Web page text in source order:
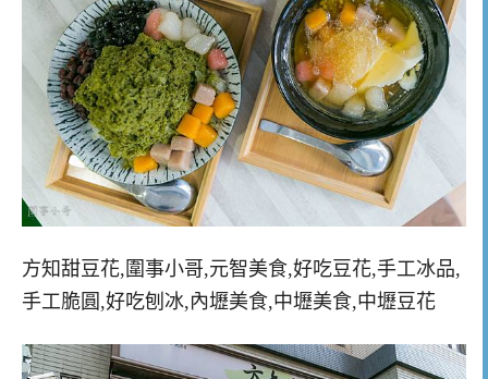
方知甜豆花,圍事小哥,元智美食,好吃豆花,手工冰品,
手工脆圓,好吃刨冰,內壢美食,中壢美食,中壢豆花